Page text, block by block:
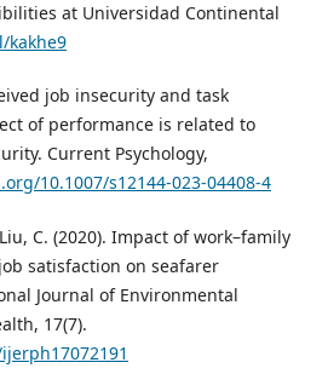
at Universidad Continental
kakhe9
job insecurity and task
of performance is related to
Current Psychology,
10.1007/s12144-023-04408-4
C. (2020). Impact of work–family
satisfaction on seafarer
Journal of Environmental
17(7).